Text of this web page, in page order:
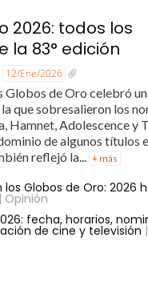
2026: todos los
la 83° edición
12/Ene/2026
Globos de Oro celebró
que sobresalieron los
Hamnet, Adolescence y
de algunos títulos
reflejó la... + más
Globos de Oro: 2026
| Opinión
fecha, horarios,
de cine y televisión